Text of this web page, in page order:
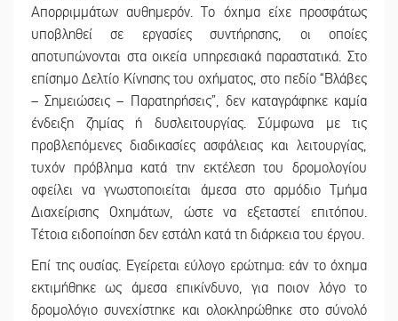
Απορριμμάτων αυθημερόν. Το όχημα είχε προσφάτως
υποβληθεί σε εργασίες συντήρησης, οι οποίες
αποτυπώνονται στα οικεία υπηρεσιακά παραστατικά. Στο
επίσημο Δελτίο Κίνησης του οχήματος, στο πεδίο “Βλάβες
– Σημειώσεις – Παρατηρήσεις”, δεν καταγράφηκε καμία
ένδειξη ζημίας ή δυσλειτουργίας. Σύμφωνα με τις
προβλεπόμενες διαδικασίες ασφάλειας και λειτουργίας,
τυχόν πρόβλημα κατά την εκτέλεση του δρομολογίου
οφείλει να γνωστοποιείται άμεσα στο αρμόδιο Τμήμα
Διαχείρισης Οχημάτων, ώστε να εξεταστεί επιτόπου.
Τέτοια ειδοποίηση δεν εστάλη κατά τη διάρκεια του έργου.
Επί της ουσίας. Εγείρεται εύλογο ερώτημα: εάν το όχημα
εκτιμήθηκε ως άμεσα επικίνδυνο, για ποιον λόγο το
δρομολόγιο συνεχίστηκε και ολοκληρώθηκε στο σύνολό